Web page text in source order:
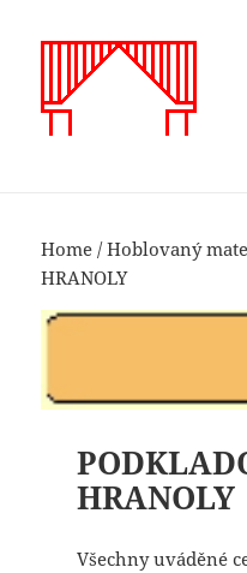
Home /Hoblovaný
HRANOLY
HRANOLY
Všechny uváděné